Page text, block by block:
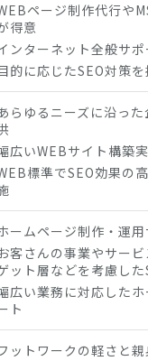
ページ制作代行や
得意
ンターネット全般サ
的に応じたSEO対策
らゆるニーズに沿っ
広いWEBサイト構築
標準でSEO効果の
ームページ制作・運
客さんの事業やサー
ット層などを考慮した
広い業務に対応した
ト
ットワークの軽さと